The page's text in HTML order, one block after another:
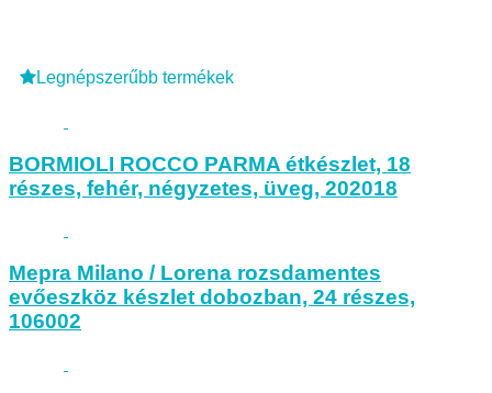
Legnépszerűbb termékek
BORMIOLI ROCCO PARMA étkészlet, 18
részes, fehér, négyzetes, üveg, 202018
Mepra Milano / Lorena rozsdamentes
evőeszköz készlet dobozban, 24 részes,
106002